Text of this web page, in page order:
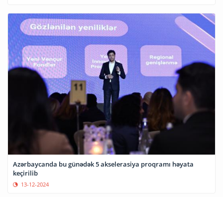
Azərbaycanda bu günədək 5 akselerasiya proqramı həyata
keçirilib
13-12-2024